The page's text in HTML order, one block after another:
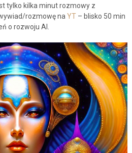
tylko kilka minut rozmowy z
rozmowę naYT– blisko 50 min
o rozwoju AI.